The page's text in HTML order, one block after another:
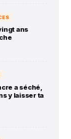
ans
a séché,
y laisser ta